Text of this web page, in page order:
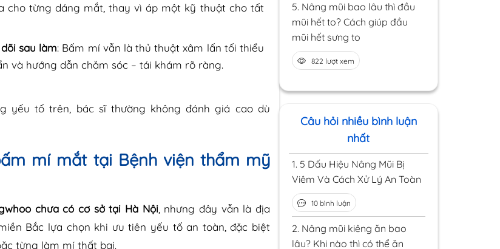
cho từng dáng mắt, thay vì áp một kỹ thuật cho tất
sau làm: Bấm mí vẫn là thủ thuật xâm lấn tối thiểu
và hướng dẫn chăm sóc – tái khám rõ ràng.
yếu tố trên, bác sĩ thường không đánh giá cao dù
mí mắt tại Bệnh viện thẩm mỹ
chưa có cơ sở tại Hà Nội, nhưng đây vẫn là địa
Bắc lựa chọn khi ưu tiên yếu tố an toàn, đặc biệt
từng làm mí thất bại.
5. Nâng mũi bao lâu thì đầu
mũi hết to? Cách giúp đầu
mũi hết sưng to
822 lượt xem
Câu hỏi nhiều bình luận
nhất
1. 5 Dấu Hiệu Nâng Mũi Bị
Viêm Và Cách Xử Lý An Toàn
10 bình luận
2. Nâng mũi kiêng ăn bao
lâu? Khi nào thì có thể ăn